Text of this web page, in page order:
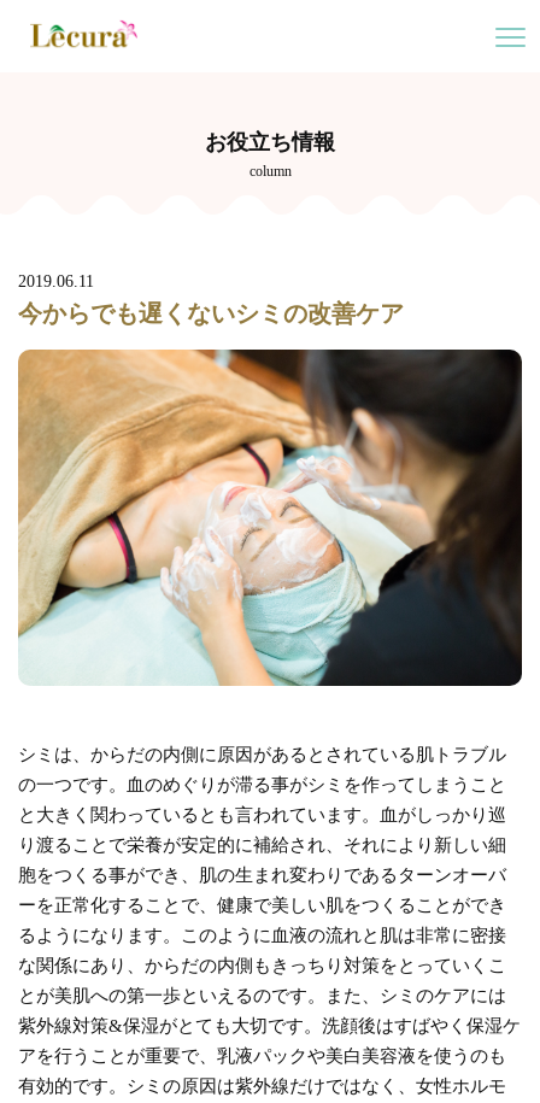
お役立ち情報
column
2019.06.11
今からでも遅くないシミの改善ケア
シミは、からだの内側に原因があるとされている肌トラブル
の一つです。血のめぐりが滞る事がシミを作ってしまうこと
と大きく関わっているとも言われています。血がしっかり巡
り渡ることで栄養が安定的に補給され、それにより新しい細
胞をつくる事ができ、肌の生まれ変わりであるターンオーバ
ーを正常化することで、健康で美しい肌をつくることができ
るようになります。このように血液の流れと肌は非常に密接
な関係にあり、からだの内側もきっちり対策をとっていくこ
とが美肌への第一歩といえるのです。また、シミのケアには
紫外線対策&保湿がとても大切です。洗顔後はすばやく保湿ケ
アを行うことが重要で、乳液パックや美白美容液を使うのも
有効的です。シミの原因は紫外線だけではなく、女性ホルモ